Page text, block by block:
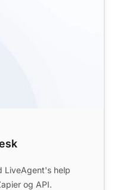
LiveAgent's help
og API.